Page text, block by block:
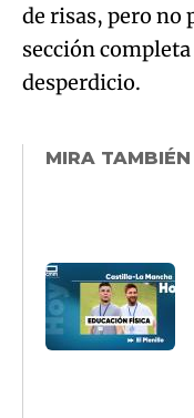
de risas, pero no
sección completa
desperdicio.
MIRA TAMBIÉN